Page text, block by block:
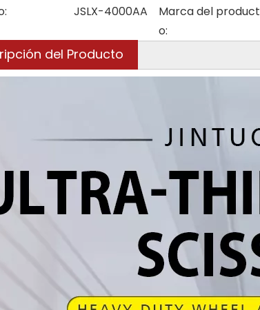
JSLX-4000AA
Marca del product
o:
del Producto